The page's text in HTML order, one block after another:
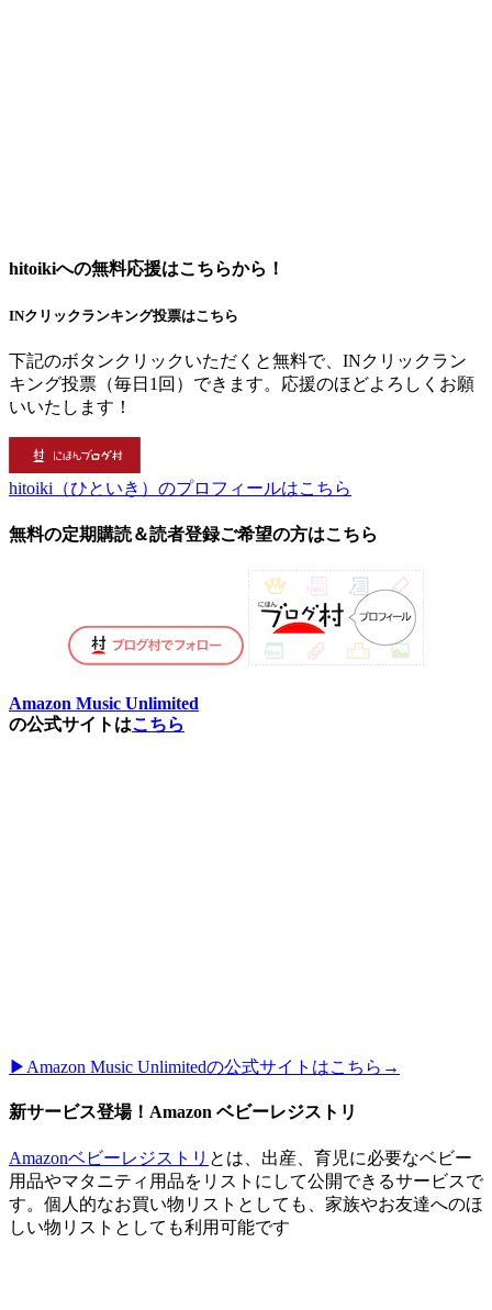
hitoikiへの無料応援はこちらから！
INクリックランキング投票はこちら
下記のボタンクリックいただくと無料で、INクリックラン
キング投票（毎日1回）できます。応援のほどよろしくお願
いいたします！
hitoiki（ひといき）のプロフィールはこちら
無料の定期購読＆読者登録ご希望の方はこちら
Amazon Music Unlimited
の公式サイトはこちら
▶︎Amazon Music Unlimitedの公式サイトはこちら→
新サービス登場！Amazon ベビーレジストリ
Amazonベビーレジストリ とは、出産、育児に必要なベビー
用品やマタニティ用品をリストにして公開できるサービスで
す。個人的なお買い物リストとしても、家族やお友達へのほ
しい物リストとしても利用可能です